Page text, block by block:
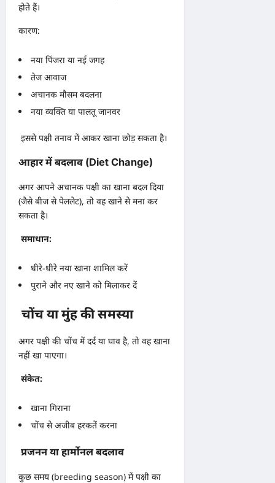
होते हैं।
कारण:
नया पिंजरा या नई जगह
तेज आवाज
अचानक मौसम बदलना
नया व्यक्ति या पालतू जानवर
इससे पक्षी तनाव में आकर खाना छोड़ सकता है।
आहार में बदलाव (Diet Change)
अगर आपने अचानक पक्षी का खाना बदल दिया
(जैसे बीज से पेललेट), तो वह खाने से मना कर
सकता है।
समाधान:
धीरे-धीरे नया खाना शामिल करें
पुराने और नए खाने को मिलाकर दें
चोंच या मुंह की समस्या
अगर पक्षी की चोंच में दर्द या घाव है, तो वह खाना
नहीं खा पाएगा।
संकेत:
खाना गिराना
चोंच से अजीब हरकतें करना
प्रजनन या हार्मोनल बदलाव
कुछ समय (breeding season) में पक्षी का